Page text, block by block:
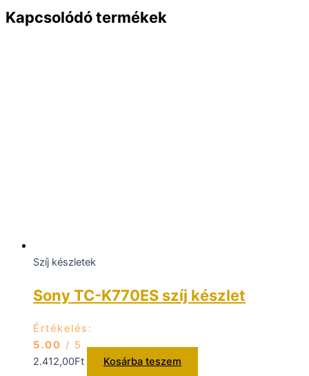
Kapcsolódó termékek
Szíj készletek
Sony TC-K770ES szíj készlet
Értékelés:
5.00 / 5
2.412,00Ft Kosárba teszem